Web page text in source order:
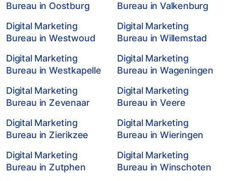
Bureau in Oostburg
Bureau in Valkenburg
Digital Marketing
Bureau in Westwoud
Digital Marketing
Bureau in Willemstad
Digital Marketing
Bureau in Westkapelle
Digital Marketing
Bureau in Wageningen
Digital Marketing
Bureau in Zevenaar
Digital Marketing
Bureau in Veere
Digital Marketing
Bureau in Zierikzee
Digital Marketing
Bureau in Wieringen
Digital Marketing
Bureau in Zutphen
Digital Marketing
Bureau in Winschoten